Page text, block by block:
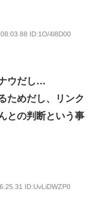
ID:1O/4l8D00
ウだし…
ためだし、リンク
との判断という事
ID:UvLiDWZP0